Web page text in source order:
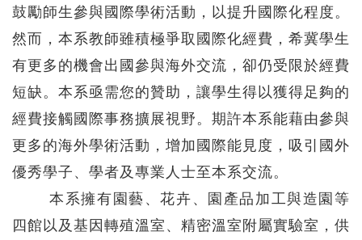
鼓勵師生參與國際學術活動，以提升國際化程度。
然而，本系教師雖積極爭取國際化經費，希冀學生
有更多的機會出國參與海外交流，卻仍受限於經費
短缺。本系亟需您的贊助，讓學生得以獲得足夠的
經費接觸國際事務擴展視野。期許本系能藉由參與
更多的海外學術活動，增加國際能見度，吸引國外
優秀學子、學者及專業人士至本系交流。
本系擁有園藝、花卉、園產品加工與造園等
四館以及基因轉殖溫室、精密溫室附屬實驗室，供